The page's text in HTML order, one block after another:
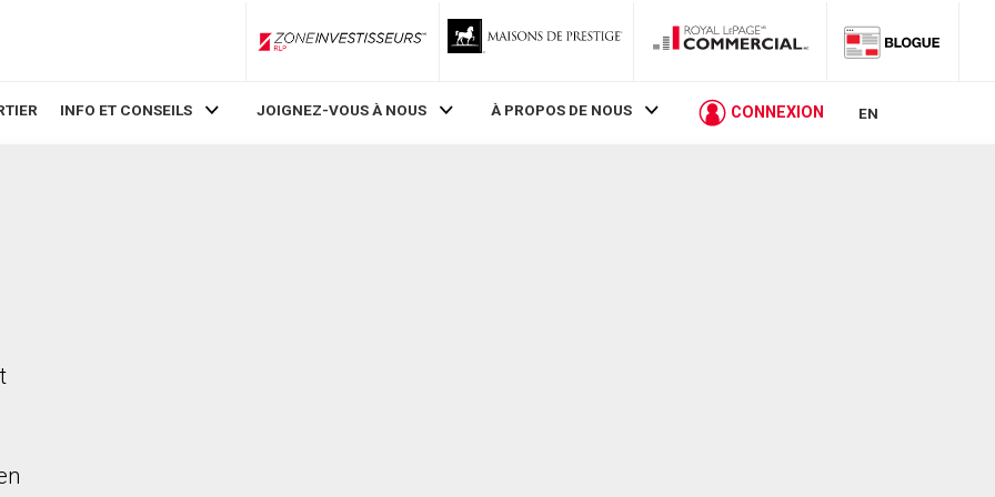
ZoneInvestisseurs RLP
INFO ET CONSEILS JOIGNEZ-VOUS À NOUS À PROPOS DE NOUS CONNEXION EN